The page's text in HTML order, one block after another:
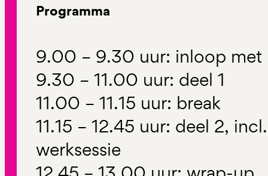
Programma
9.00 – 9.30 uur: inloop met
9.30 – 11.00 uur: deel 1
11.00 – 11.15 uur: break
11.15 – 12.45 uur: deel 2,
werksessie